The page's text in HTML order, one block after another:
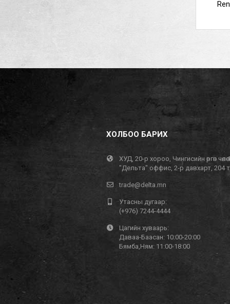
ХОЛБОО БАРИХ
ХУД, 20-р хороо, Чингисийн өргөн чөлөө
"Дельта" оффис, 2-р давхарт, 204
trade@delta.mn
Утасны дугаар:
(+976) 7244-4444
Цагийн хуваарь:
Даваа-Баасан: 10:00-20:00
Бямба,Ням: 11:00-18:00